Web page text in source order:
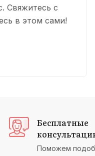
Свяжитесь с
в этом сами!
Бесплатные
Поможем